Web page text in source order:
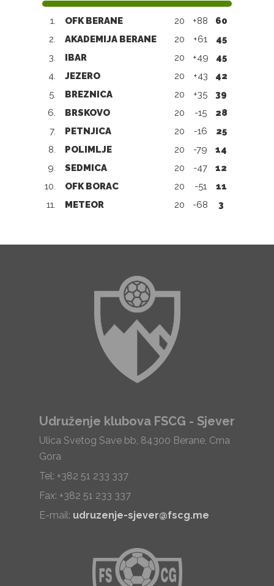
1. OFK BERANE 20 +88
60
2.
AKADEMIJA BERANE 20 +61
45
3.
IBAR 20 +49
45
4.
JEZERO 20 +43
42
5.
BREZNICA 20 +35
39
6.
BRSKOVO 20 -15
28
7.
PETNJICA 20 -16
25
8.
POLIMLJE 20 -79
14
9.
SEDMICA 20 -47
12
10.
OFK BORAC 20 -51
11
11.
METEOR 20 -68 3
Udruženje klubova FSCG - Sjever
Ulica Svetog Save bb, 84300 Berane, Crna
Gora
Tel: +382 51 233 337
Fax: +382 51 233 337
E-mail: udruzenje-sjever@fscg.me